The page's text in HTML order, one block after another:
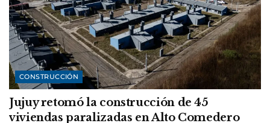
CONSTRUCCIÓN
Jujuy retomó la construcción de 45
viviendas paralizadas en Alto Comedero